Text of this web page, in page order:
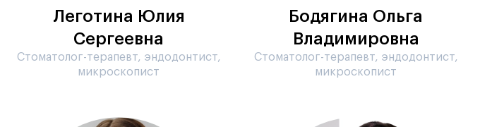
Леготина Юлия
Сергеевна
Стоматолог-терапевт, эндодонтист,
микроскопист
Бодягина Ольга
Владимировна
Стоматолог-терапевт, эндодонтист,
микроскопист